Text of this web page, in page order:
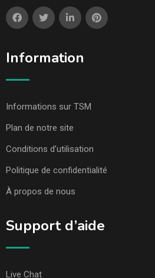
Information
Informations sur TSM
Plan de notre site
Conditions d’utilisation
Politique de confidentialité
À propos de nous
Support d’aide
Live Chat